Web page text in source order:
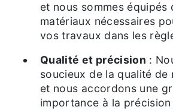
et nous sommes équipés
matériaux nécessaires
vos travaux dans les
Qualité et précision :
soucieux de la qualité de
et nous accordons une
importance à la